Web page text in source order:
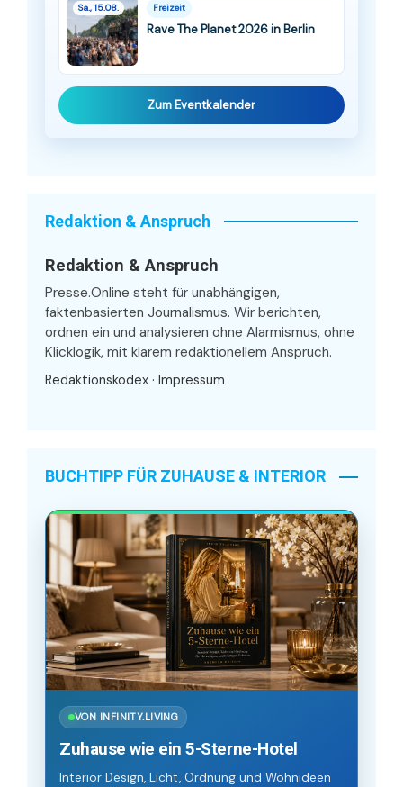
Sa., 15.08. Freizeit
Rave The Planet 2026 in Berlin
Zum Eventkalender
Redaktion & Anspruch
Redaktion & Anspruch
Presse.Online steht für unabhängigen,
faktenbasierten Journalismus. Wir berichten,
ordnen ein und analysieren ohne Alarmismus, ohne
Klicklogik, mit klarem redaktionellem Anspruch.
Redaktionskodex · Impressum
BUCHTIPP FÜR ZUHAUSE & INTERIOR
VON INFINITY.LIVING
Zuhause wie ein 5-Sterne-Hotel
Interior Design, Licht, Ordnung und Wohnideen